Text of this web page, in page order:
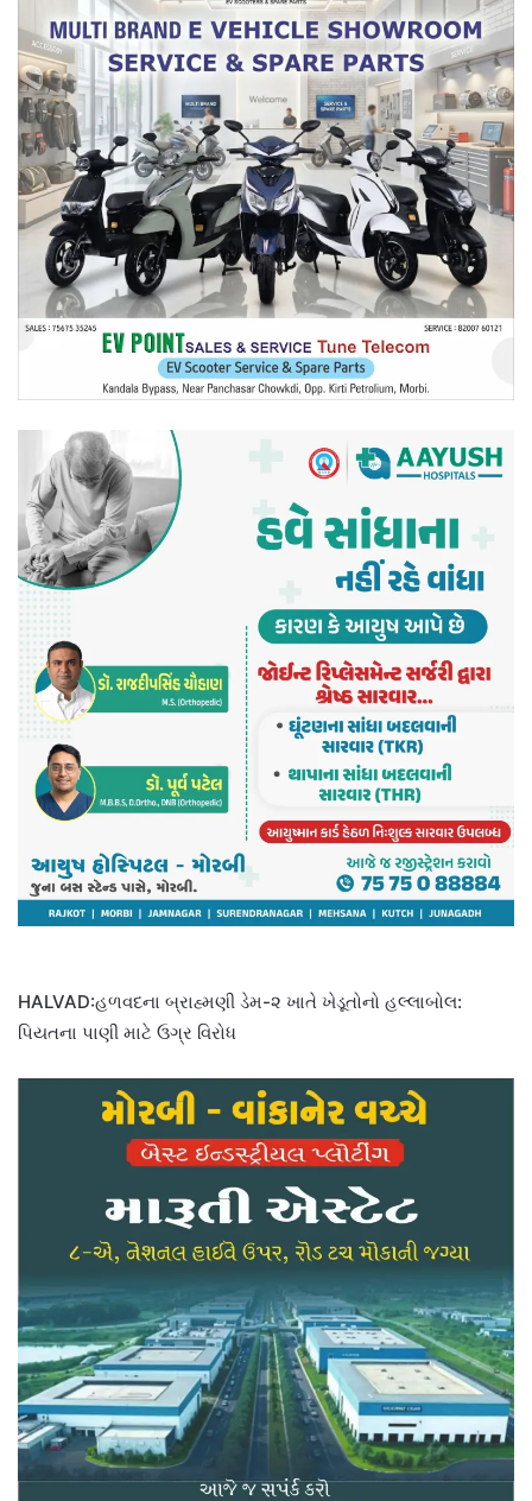
HALVAD:હળવદના બ્રાહ્મણી ડેમ-૨ ખાતે ખેડૂતોનો હલ્લાબોલ:
પિયતના પાણી માટે ઉગ્ર વિરોધ